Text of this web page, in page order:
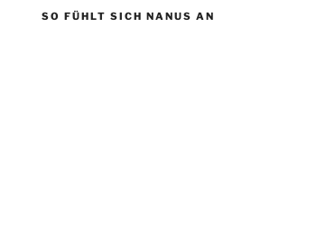
SO FÜHLT SICH NANUS AN